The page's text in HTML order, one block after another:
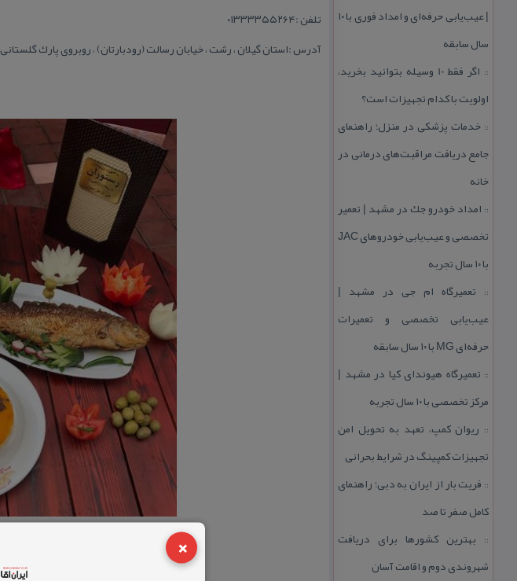
×
| عیب‌یابی حرفه‌ای و امداد فوری با ۱۰
سال سابقه
::
اگر فقط 10 وسیله بتوانید بخرید،
اولویت با كدام تجهیزات است؟
:: خدمات پزشكی در منزل؛ راهنمای
جامع دریافت مراقبت‌های درمانی در
خانه
:: امداد خودرو جك در مشهد | تعمیر
تخصصی و عیب‌یابی خودروهای JAC
با ۱۰ سال تجربه
:: تعمیرگاه ام جی در مشهد |
عیب‌یابی تخصصی و تعمیرات
حرفه‌ای MG با ۱۰ سال سابقه
:: تعمیرگاه هیوندای كیا در مشهد |
مركز تخصصی با ۱۰ سال تجربه
:: ریوان كمپ، تعهد به تحویل امن
تجهیزات كمپینگ در شرایط بحرانی
:: فریت بار از ایران به دبی؛ راهنمای
كامل صفر تا صد
:: بهترین كشورها برای دریافت
شهروندی دوم و اقامت آسان
تلفن :۰۱۳۳۳۳۵۵۲۶۴
آدرس :استان گیلان ، رشت ، خیابان رسالت (رودبارتان) ، روبروی پارك گلستانی